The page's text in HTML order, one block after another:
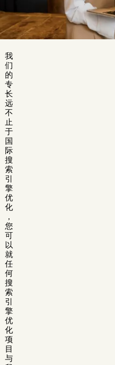
我
们
的
专
长
远
不
止
于
国
际
搜
索
引
擎
优
化
，
您
可
以
就
任
何
搜
索
引
擎
优
化
项
目
与